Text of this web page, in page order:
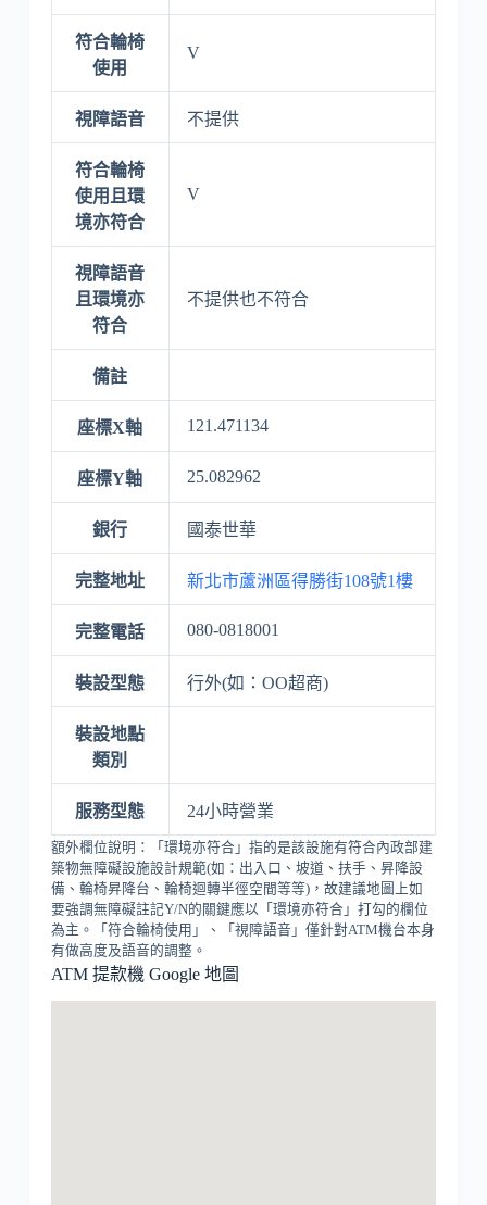
符合輪椅
使用
V
視障語音 不提供
符合輪椅
使用且環
境亦符合
V
視障語音
且環境亦
符合
不提供也不符合
備註
座標X軸 121.471134
座標Y軸 25.082962
銀行 國泰世華
完整地址 新北市蘆洲區得勝街108號1樓
完整電話 080-0818001
裝設型態 行外(如：OO超商)
裝設地點
類別
服務型態 24小時營業
額外欄位說明：「環境亦符合」指的是該設施有符合內政部建
築物無障礙設施設計規範(如：出入口、坡道、扶手、昇降設
備、輪椅昇降台、輪椅迴轉半徑空間等等)，故建議地圖上如
要強調無障礙註記Y/N的關鍵應以「環境亦符合」打勾的欄位
為主。「符合輪椅使用」、「視障語音」僅針對ATM機台本身
有做高度及語音的調整。
ATM 提款機 Google 地圖